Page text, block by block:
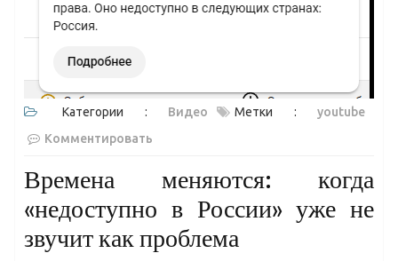
Категории : Видео Метки :youtube
Комментировать
Времена меняются: когда
«недоступно в России» уже не
звучит как проблема